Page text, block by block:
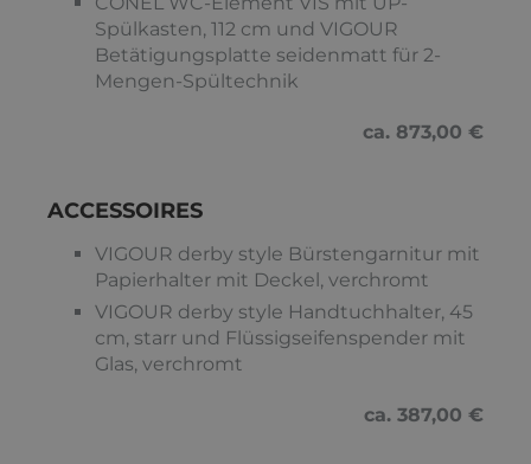
Spülkasten, 112 cm und VIGOUR
Betätigungsplatte seidenmatt für 2-
Mengen-Spültechnik
ca. 873,00 €
ACCESSOIRES
VIGOUR derby style Bürstengarnitur mit
Papierhalter mit Deckel, verchromt
VIGOUR derby style Handtuchhalter, 45
cm, starr und Flüssigseifenspender mit
Glas, verchromt
ca. 387,00 €